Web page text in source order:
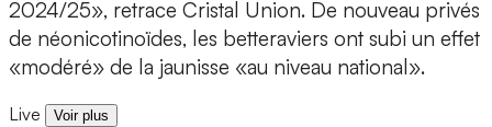
2024/25», retrace Cristal Union. De nouveau privés
de néonicotinoïdes, les betteraviers ont subi un effet
«modéré» de la jaunisse «au niveau national».
Live Voir plus